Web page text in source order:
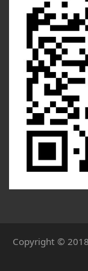
Copyright ©